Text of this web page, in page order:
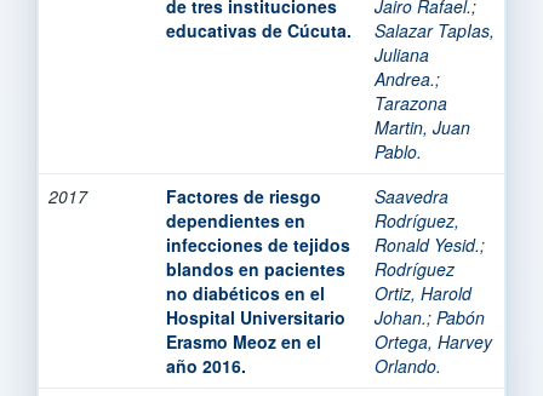
de tres instituciones
educativas de Cúcuta.
Jairo Rafael.;
Salazar TapIas,
Juliana
Andrea.;
Tarazona
Martin, Juan
Pablo.
2017
Factores de riesgo
dependientes en
infecciones de tejidos
blandos en pacientes
no diabéticos en el
Hospital Universitario
Erasmo Meoz en el
año 2016.
Saavedra
Rodríguez,
Ronald Yesid.;
Rodríguez
Ortiz, Harold
Johan.; Pabón
Ortega, Harvey
Orlando.